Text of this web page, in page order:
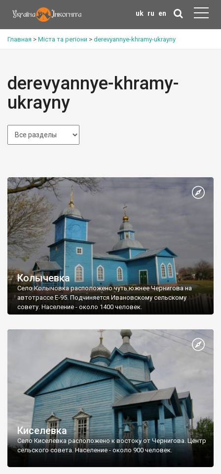
uk ru en
Главная > Міста та регіони > derevyannye-khramy-ukrayny
derevyannye-khramy-
ukrayny
Колычевка
Село Колычовка расположено чуть южнее Чернигова на
автотрассе Е-95. Подчиняется Ивановскому сельскому
совету. Население - около 1400 человек.
Киселевка
Село Киселевка расположено к востоку от Чернигова. Центр
сельского совета. Население - около 900 человек.